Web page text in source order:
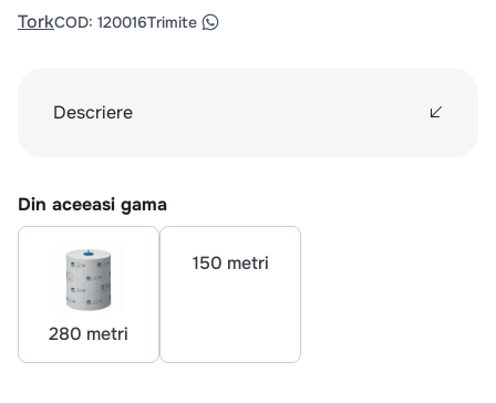
5. burger
aripi
10
TorkCOD: 120016Trimite
Descriere
Din aceeasi gama
280 metri